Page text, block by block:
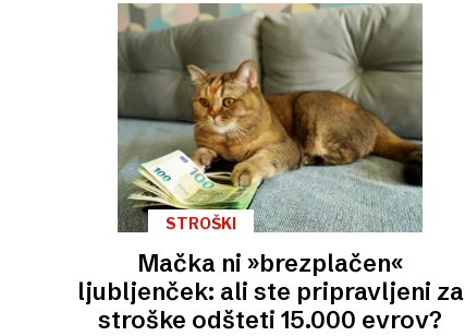
STROŠKI
Mačka ni »brezplačen«
ljubljenček: ali ste pripravljeni za
stroške odšteti 15.000 evrov?